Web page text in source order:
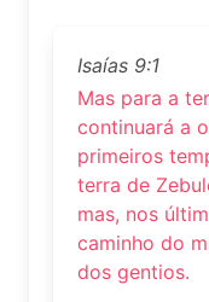
Isaías 9:1
Mas para a
continuará a
primeiros
terra de
mas, nos
caminho do
dos gentios.